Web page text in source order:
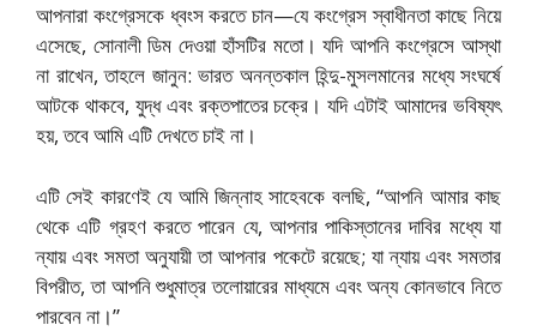
আপনারা কংগ্রেসকে ধ্বংস করতে চান—যে কংগ্রেস স্বাধীনতা কাছে নিয়ে
এসেছে, সোনালী ডিম দেওয়া হাঁসটির মতো। যদি আপনি কংগ্রেসে আস্থা
না রাখেন, তাহলে জানুন: ভারত অনন্তকাল হিন্দু-মুসলমানের মধ্যে সংঘর্ষে
আটকে থাকবে, যুদ্ধ এবং রক্তপাতের চক্রে। যদি এটাই আমাদের ভবিষ্যৎ
হয়, তবে আমি এটি দেখতে চাই না।
এটি সেই কারণেই যে আমি জিন্নাহ সাহেবকে বলছি, “আপনি আমার কাছ
থেকে এটি গ্রহণ করতে পারেন যে, আপনার পাকিস্তানের দাবির মধ্যে যা
ন্যায় এবং সমতা অনুযায়ী তা আপনার পকেটে রয়েছে; যা ন্যায় এবং সমতার
বিপরীত, তা আপনি শুধুমাত্র তলোয়ারের মাধ্যমে এবং অন্য কোনভাবে নিতে
পারবেন না।”